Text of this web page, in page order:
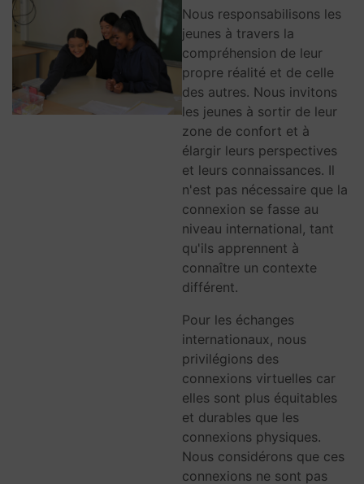
Nous responsabilisons les
jeunes à travers la
compréhension de leur
propre réalité et de celle
des autres. Nous invitons
les jeunes à sortir de leur
zone de confort et à
élargir leurs perspectives
et leurs connaissances. Il
n'est pas nécessaire que la
connexion se fasse au
niveau international, tant
qu'ils apprennent à
connaître un contexte
différent.
Pour les échanges
internationaux, nous
privilégions des
connexions virtuelles car
elles sont plus équitables
et durables que les
connexions physiques.
Nous considérons que ces
connexions ne sont pas